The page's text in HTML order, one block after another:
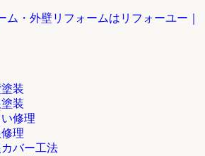
装
装
修理
理
カバー工法